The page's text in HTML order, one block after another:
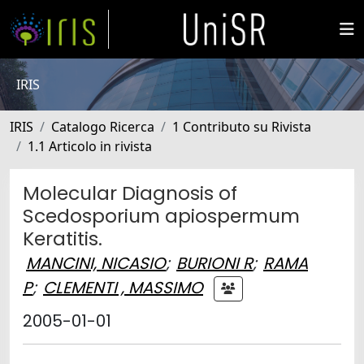
IRIS
IRIS Catalogo Ricerca
1 Contributo su Rivista
1.1 Articolo in rivista
Molecular Diagnosis of
Scedosporium apiospermum
Keratitis.
MANCINI, NICASIO; BURIONI R; RAMA
P; CLEMENTI , MASSIMO
2005-01-01